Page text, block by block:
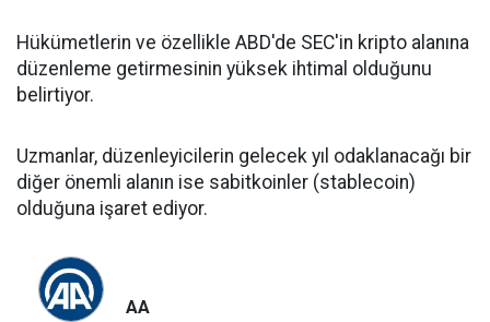
Hükümetlerin ve özellikle ABD'de SEC'in kripto alanına
düzenleme getirmesinin yüksek ihtimal olduğunu
belirtiyor.
Uzmanlar, düzenleyicilerin gelecek yıl odaklanacağı bir
diğer önemli alanın ise sabitkoinler (stablecoin)
olduğuna işaret ediyor.
AA